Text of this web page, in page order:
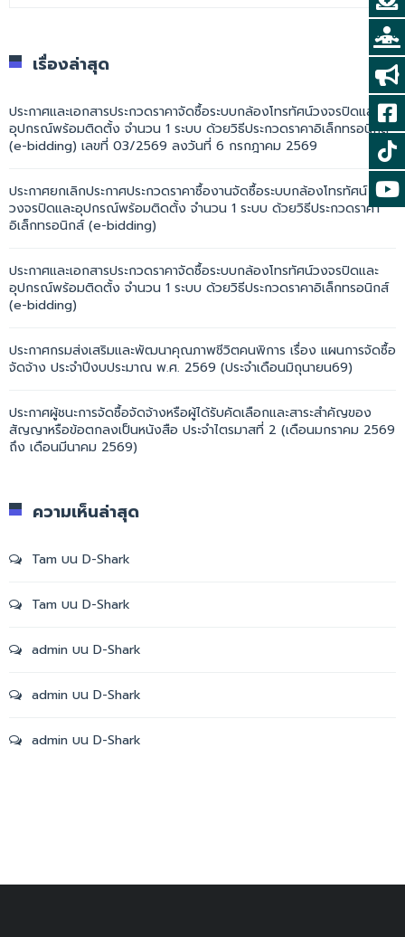
เรื่องล่าสุด
ประกาศและเอกสารประกวดราคาจัดซื้อระบบกล้องโทรทัศน์วงจรปิดและ
อุปกรณ์พร้อมติดตั้ง จำนวน 1 ระบบ ด้วยวิธีประกวดราคาอิเล็กทรอนิกส์
(e-bidding) เลขที่ 03/2569 ลงวันที่ 6 กรกฎาคม 2569
ประกาศยกเลิกประกาศประกวดราคาซื้องานจัดซื้อระบบกล้องโทรทัศน์
วงจรปิดและอุปกรณ์พร้อมติดตั้ง จำนวน 1 ระบบ ด้วยวิธีประกวดราคา
อิเล็กทรอนิกส์ (e-bidding)
ประกาศและเอกสารประกวดราคาจัดซื้อระบบกล้องโทรทัศน์วงจรปิดและ
อุปกรณ์พร้อมติดตั้ง จำนวน 1 ระบบ ด้วยวิธีประกวดราคาอิเล็กทรอนิกส์
(e-bidding)
ประกาศกรมส่งเสริมและพัฒนาคุณภาพชีวิตคนพิการ เรื่อง แผนการจัดซื้อ
จัดจ้าง ประจำปีงบประมาณ พ.ศ. 2569 (ประจำเดือนมิถุนายน69)
ประกาศผู้ชนะการจัดซื้อจัดจ้างหรือผู้ได้รับคัดเลือกและสาระสำคัญของ
สัญญาหรือข้อตกลงเป็นหนังสือ ประจำไตรมาสที่ 2 (เดือนมกราคม 2569
ถึง เดือนมีนาคม 2569)
ความเห็นล่าสุด
Tam บน D-Shark
Tam บน D-Shark
admin บน D-Shark
admin บน D-Shark
admin บน D-Shark